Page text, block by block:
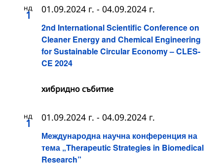
нд
1
2nd International Scientific Conference on
Cleaner Energy and Chemical Engineering
for Sustainable Circular Economy – CLES-
CE 2024
01.09.2024 г. - 04.09.2024 г.
хибридно събитие
нд
1
Международна научна конференция на
тема „Therapeutic Strategies in Biomedical
Research”
01.09.2024 г. - 04.09.2024 г.